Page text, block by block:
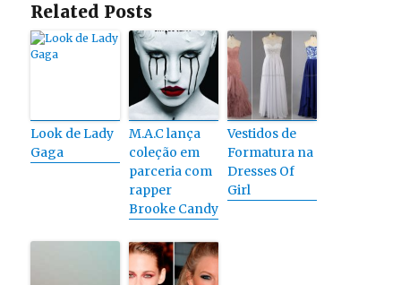
Related Posts
Look de Lady
Gaga
M.A.C lança
coleção em
parceria com
rapper
Brooke Candy
Vestidos de
Formatura na
Dresses Of
Girl